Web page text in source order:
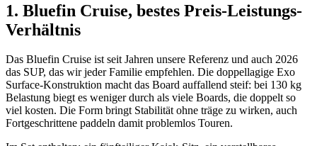
1. Bluefin Cruise, bestes Preis-Leistungs-
Verhältnis
Das Bluefin Cruise ist seit Jahren unsere Referenz und auch 2026
das SUP, das wir jeder Familie empfehlen. Die doppellagige Exo
Surface-Konstruktion macht das Board auffallend steif: bei 130 kg
Belastung biegt es weniger durch als viele Boards, die doppelt so
viel kosten. Die Form bringt Stabilität ohne träge zu wirken, auch
Fortgeschrittene paddeln damit problemlos Touren.